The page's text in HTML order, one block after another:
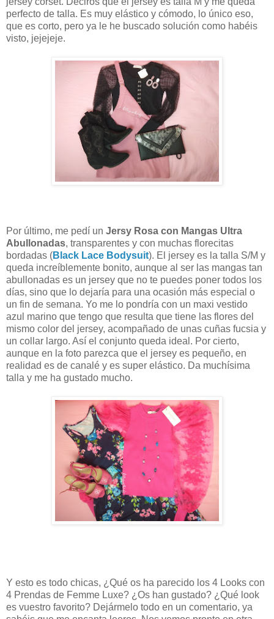
perfecto de talla. Es muy elástico y cómodo, lo único eso,
que es corto, pero ya le he buscado solución como habéis
visto, jejejeje.
Por último, me pedí un Jersy Rosa con Mangas Ultra
Abullonadas, transparentes y con muchas florecitas
bordadas (Black Lace Bodysuit). El jersey es la talla S/M y
queda increíblemente bonito, aunque al ser las mangas tan
abullonadas es un jersey que no te puedes poner todos los
días, sino que lo dejaría para una ocasión más especial o
un fin de semana. Yo me lo pondría con un maxi vestido
azul marino que tengo que resulta que tiene las flores del
mismo color del jersey, acompañado de unas cuñas fucsia y
un collar largo. Así el conjunto queda ideal. Por cierto,
aunque en la foto parezca que el jersey es pequeño, en
realidad es de canalé y es super elástico. Da muchísima
talla y me ha gustado mucho.
Y esto es todo chicas, ¿Qué os ha parecido los 4 Looks con
4 Prendas de Femme Luxe? ¿Os han gustado? ¿Qué look
es vuestro favorito? Dejármelo todo en un comentario, ya